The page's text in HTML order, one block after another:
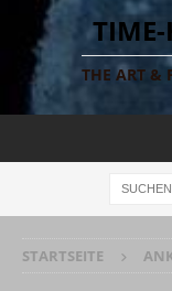
TIME-
THE ART &
STARTSEITE